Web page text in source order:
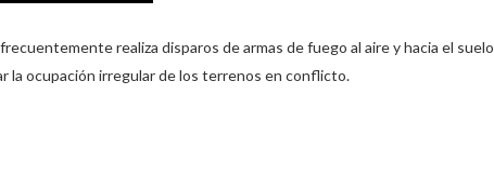
realiza disparos de armas de fuego al aire y hacia el suelo
la ocupación irregular de los terrenos en conflicto.